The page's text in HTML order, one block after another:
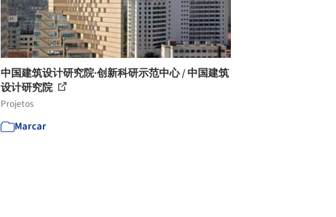
中国建筑设计研究院·创新科研示范中心 / 中国建筑
设计研究院
Projetos
Marcar